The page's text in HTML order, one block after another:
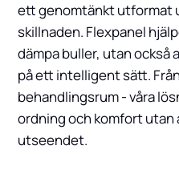
ett genomtänkt utformat
skillnaden. Flexpanel
dämpa buller, utan också
på ett intelligent sätt.
behandlingsrum - våra
ordning och komfort utan
utseendet.